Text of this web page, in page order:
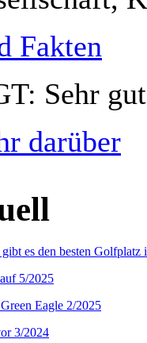
Fakten
Sehr
darüber
es den besten
5/2025
Eagle 2/2025
3/2024